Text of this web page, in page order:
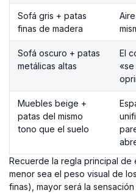
Sofá gris + patas
finas de madera
Sofá oscuro + patas
metálicas altas
El
Muebles beige +
patas del mismo
tono que el suelo
Recuerde la regla principal de
menor sea el peso visual de
finas), mayor será la